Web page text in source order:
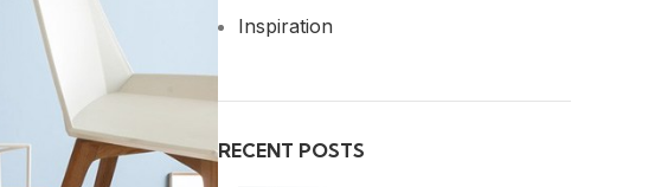
Inspiration
RECENT POSTS